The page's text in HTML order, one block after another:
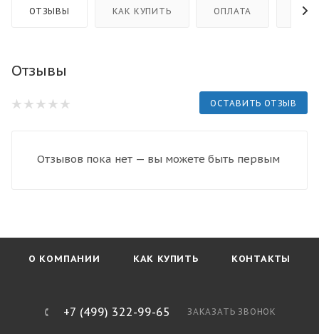
ОТЗЫВЫ КАК КУПИТЬ ОПЛАТА
Отзывы
ОСТАВИТЬ ОТЗЫВ
Отзывов пока нет — вы можете быть первым
О КОМПАНИИ КАК КУПИТЬ КОНТАКТЫ
+7 (499) 322-99-65 ЗАКАЗАТЬ ЗВОНОК